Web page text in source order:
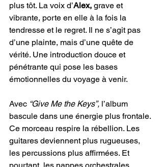
plus tôt. La voix d’Alex, grave et
vibrante, porte en elle à la fois la
tendresse et le regret. Il ne s’agit pas
d’une plainte, mais d’une quête de
vérité. Une introduction douce et
pénétrante qui pose les bases
émotionnelles du voyage à venir.
Avec “Give Me the Keys”, l’album
bascule dans une énergie plus frontale.
Ce morceau respire la rébellion. Les
guitares deviennent plus rugueuses,
les percussions plus affirmées. Et